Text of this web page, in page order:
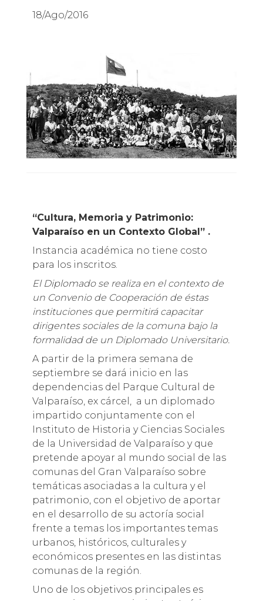
18/Ago/2016
“Cultura, Memoria y Patrimonio:
Valparaíso en un Contexto Global” .
Instancia académica no tiene costo
para los inscritos.
El Diplomado se realiza en el contexto de
un Convenio de Cooperación de éstas
instituciones que permitirá capacitar
dirigentes sociales de la comuna bajo la
formalidad de un Diplomado Universitario.
A partir de la primera semana de
septiembre se dará inicio en las
dependencias del Parque Cultural de
Valparaíso, ex cárcel, a un diplomado
impartido conjuntamente con el
Instituto de Historia y Ciencias Sociales
de la Universidad de Valparaíso y que
pretende apoyar al mundo social de las
comunas del Gran Valparaíso sobre
temáticas asociadas a la cultura y el
patrimonio, con el objetivo de aportar
en el desarrollo de su actoría social
frente a temas los importantes temas
urbanos, históricos, culturales y
económicos presentes en las distintas
comunas de la región.
Uno de los objetivos principales es